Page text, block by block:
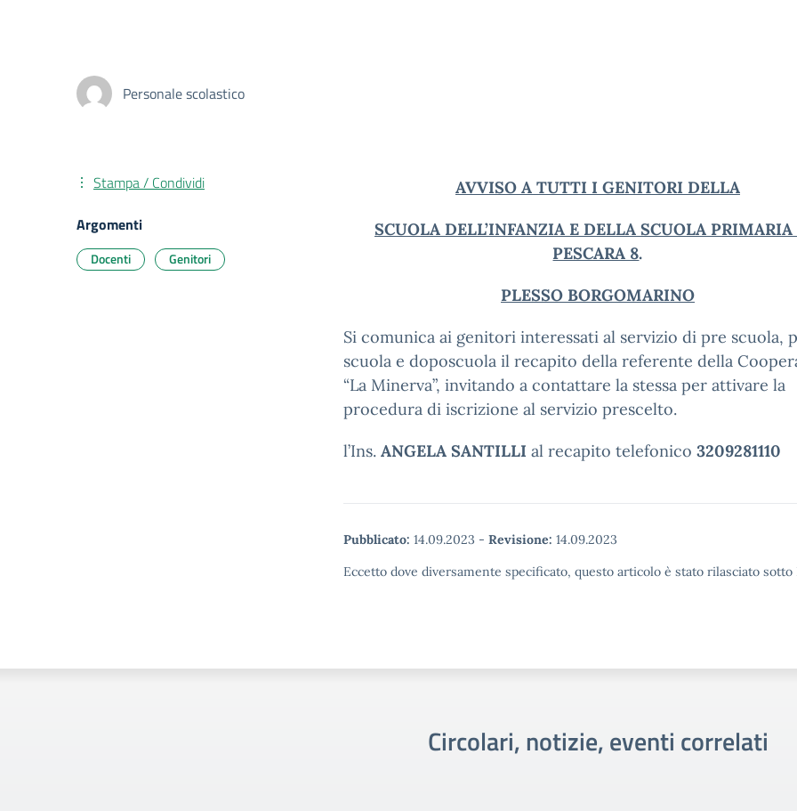
Personale scolastico
AVVISO A TUTTI I GENITORI DELLA
SCUOLA DELL’INFANZIA E DELLA SCUOLA PRIMARIA
PESCARA 8.
PLESSO BORGOMARINO
Si comunica ai genitori interessati al servizio di pre scuola,
scuola e doposcuola il recapito della referente della
“La Minerva”, invitando a contattare la stessa per attivare la
procedura di iscrizione al servizio prescelto.
l’Ins. ANGELA SANTILLI al recapito telefonico 3209281110
Pubblicato: 14.09.2023 - Revisione: 14.09.2023
Eccetto dove diversamente specificato, questo articolo è stato rilasciato
Stampa / Condividi
Argomenti
Docenti Genitori
Circolari, notizie, eventi correlati